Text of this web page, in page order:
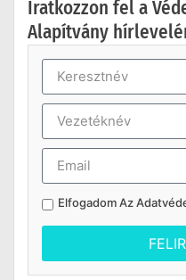
Iratkozzon fel a
Alapítvány
Elfogadom Az